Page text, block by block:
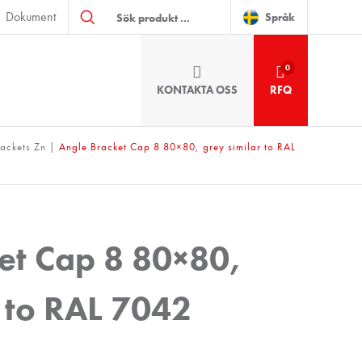
Dokument
Språk
KONTAKTA OSS
0
RFQ
Zn |Angle Bracket Cap 8 80×80, grey similar to RAL
Cap 8 80×80,
RAL 7042